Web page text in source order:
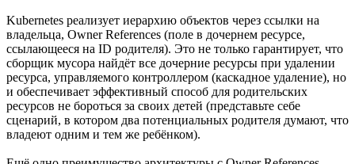
Kubernetes реализует иерархию объектов через ссылки на
владельца, Owner References (поле в дочернем ресурсе,
ссылающееся на ID родителя). Это не только гарантирует, что
сборщик мусора найдёт все дочерние ресурсы при удалении
ресурса, управляемого контроллером (каскадное удаление), но
и обеспечивает эффективный способ для родительских
ресурсов не бороться за своих детей (представьте себе
сценарий, в котором два потенциальных родителя думают, что
владеют одним и тем же ребёнком).